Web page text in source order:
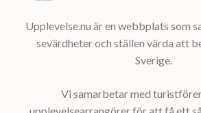
Upplevelse.nu är en webbplats som
sevärdheter och ställen värda att
Sverige.
Vi samarbetar med